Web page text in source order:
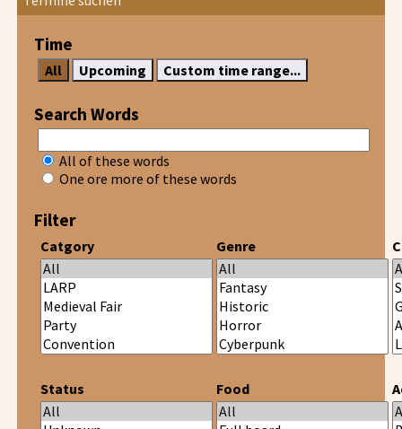
Time
Search Words
All of these words
One ore more of these words
Filter
Catgory Genre
Status Food